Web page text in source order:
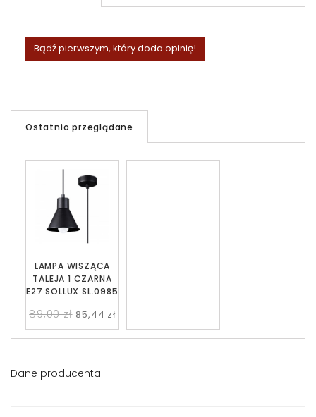
Bądź pierwszym, który doda opinię!
Ostatnio przeglądane
LAMPA WISZĄCA
TALEJA 1 CZARNA
E27 SOLLUX SL.0985
89,00 zł 85,44 zł
Dane producenta